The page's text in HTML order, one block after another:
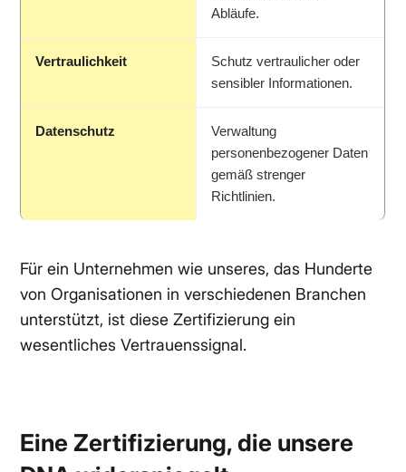
Abläufe.
Vertraulichkeit
Schutz vertraulicher oder
sensibler Informationen.
Datenschutz
Verwaltung
personenbezogener Daten
gemäß strenger
Richtlinien.
Für ein Unternehmen wie unseres, das Hunderte
von Organisationen in verschiedenen Branchen
unterstützt, ist diese Zertifizierung ein
wesentliches Vertrauenssignal.
Eine Zertifizierung, die unsere